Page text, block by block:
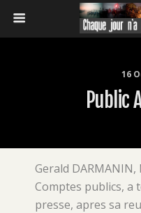
16
Public
Gerald DARMANIN,
Comptes publics, a
presse, apres sa